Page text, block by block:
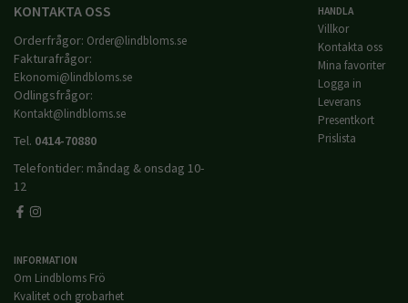
KONTAKTA OSS
Orderfrågor: Order@lindbloms.se
Fakturafrågor:
Ekonomi@lindbloms.se
Odlingsfrågor:
Kontakt@lindbloms.se
Tel. 0414-70880
Telefontider: måndag & onsdag 10-
12
HANDLA
Villkor
Kontakta oss
Mina favoriter
Logga in
Leverans
Presentkort
Prislista
INFORMATION
Om Lindbloms Frö
Kvalitet och grobarhet